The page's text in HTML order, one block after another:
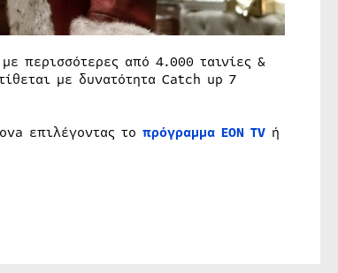
περισσότερες από 4.000 ταινίες &
με δυνατότητα Catch up 7
επιλέγοντας το πρόγραμμα ΕΟΝ ΤVή